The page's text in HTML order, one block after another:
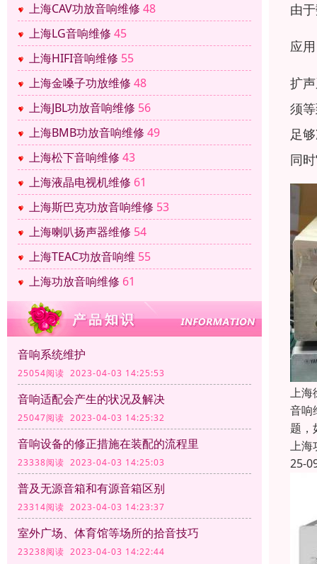
上海CAV功放音响维修 48
上海LG音响维修 45
上海HIFI音响维修 55
上海金嗓子功放维修 48
上海JBL功放音响维修 56
上海BMB功放音响维修 49
上海松下音响维修 43
上海液晶电视机维修 61
上海斯巴克功放音响维修 53
上海喇叭扬声器维修 54
上海TEAC功放音响维 55
上海功放音响维修 61
音响系统维护
25054阅读 2023-04-03 14:25:53
音响适配会产生的状况及解决
25047阅读 2023-04-03 14:25:32
音响设备的修正措施在装配的流程里
23338阅读 2023-04-03 14:25:03
普及无源音箱和有源音箱区别
23314阅读 2023-04-03 14:23:37
室外广场、体育馆等场所的拾音技巧
23238阅读 2023-04-03 14:22:44
由
应用
扩
须
足
同
上海
音响
题，
上海
25-